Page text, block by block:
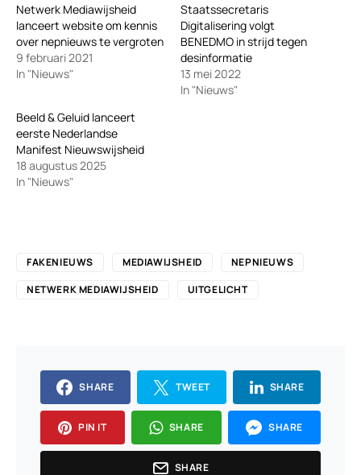
Netwerk Mediawijsheid
lanceert website om kennis
over nepnieuws te vergroten
9 februari 2021
In "Nieuws"
Staatssecretaris
Digitalisering volgt
BENEDMO in strijd tegen
desinformatie
13 mei 2022
In "Nieuws"
Beeld & Geluid lanceert
eerste Nederlandse
Manifest Nieuwswijsheid
18 augustus 2025
In "Nieuws"
FAKENIEUWS MEDIAWIJSHEID
NEPNIEUWS
NETWERK MEDIAWIJSHEID
UITGELICHT
SHARE TWEET SHARE
PIN IT SHARE SHARE
SHARE